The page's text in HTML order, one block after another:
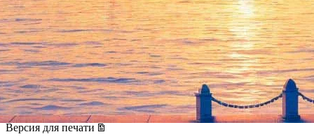
Tangerine Dream выступят на
22-м фестивале Сергея
Курёхина SKIF
18 мая 2018, пятница,19.00
Версия для печати